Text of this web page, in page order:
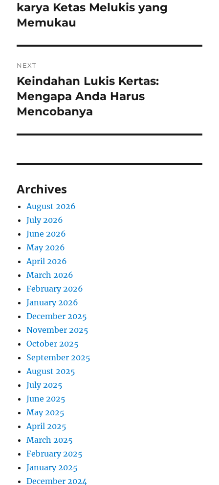
post:
karya Ketas Melukis yang
Memukau
NEXT
Next
post:
Keindahan Lukis Kertas:
Mengapa Anda Harus
Mencobanya
Archives
August 2026
July 2026
June 2026
May 2026
April 2026
March 2026
February 2026
January 2026
December 2025
November 2025
October 2025
September 2025
August 2025
July 2025
June 2025
May 2025
April 2025
March 2025
February 2025
January 2025
December 2024